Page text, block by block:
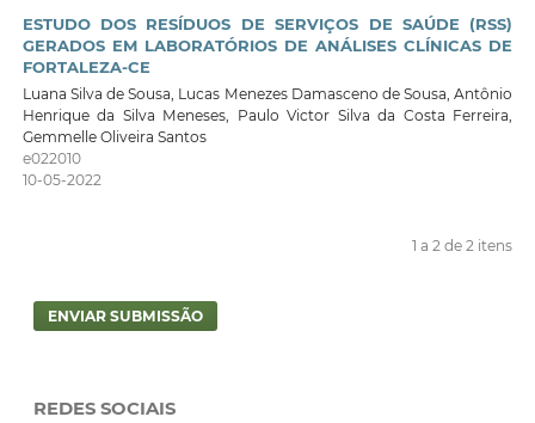
ESTUDO DOS RESÍDUOS DE SERVIÇOS DE SAÚDE (RSS)
GERADOS EM LABORATÓRIOS DE ANÁLISES CLÍNICAS DE
FORTALEZA-CE
Luana Silva de Sousa, Lucas Menezes Damasceno de Sousa, Antônio
Henrique da Silva Meneses, Paulo Victor Silva da Costa Ferreira,
Gemmelle Oliveira Santos
e022010
10-05-2022
1 a 2 de 2 itens
ENVIAR SUBMISSÃO
REDES SOCIAIS